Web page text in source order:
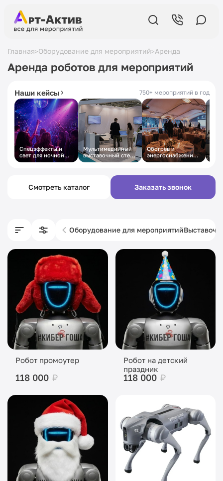
Главная>Оборудование для мероприятий>Аренда роботов
Аренда роботов для мероприятий
Наши кейсы 750+ мероприятий в год
Спецэффекты и
свет для ночной
вечеринки
Мультимедийный
выставочный стенд
под ключ
Обогрев и
энергоснабжение
зимнего
шатре
Смотреть каталог Заказать звонок
Оборудование для мероприятий
Робот промоутер
118 000 ₽
Робот на детский
праздник
118 000 ₽